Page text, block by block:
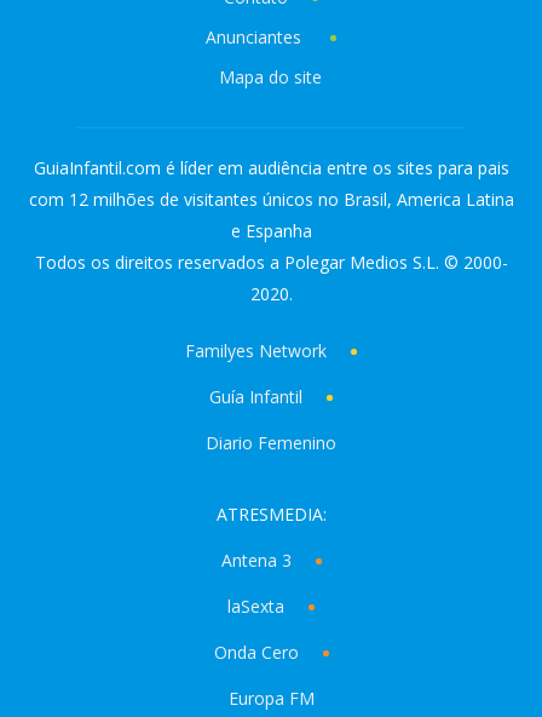
Anunciantes
Mapa do site
GuiaInfantil.com é líder em audiência entre os sites para pais
com 12 milhões de visitantes únicos no Brasil, America Latina
e Espanha
Todos os direitos reservados a Polegar Medios S.L. © 2000-
2020.
Familyes Network
Guía Infantil
Diario Femenino
ATRESMEDIA:
Antena 3
laSexta
Onda Cero
Europa FM